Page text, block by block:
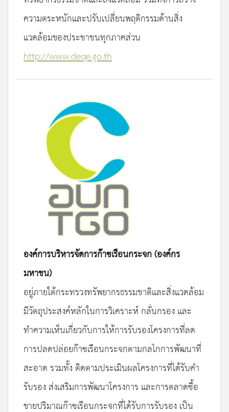
ความตระหนักและปรับเปลี่ยนพฤติกรรมด้านสิ่ง
แวดล้อมของประชาชนทุกภาคส่วน
http://www.deqe.go.th
องค์การบริหารจัดการก๊าซเรือนกระจก (องค์กร
มหาชน)
อยู่ภายใต้กระทรวงทรัพยากรธรรมชาติและสิ่งแวดล้อม
มีวัตถุประสงค์หลักในการวิเคราะห์ กลั่นกรอง และ
ทำความเห็นเกี่ยวกับการให้การรับรองโครงการที่ลด
การปลดปล่อยก๊าซเรือนกระจกตามกลไกการพัฒนาที่
สะอาด รวมทั้ง ติดตามประเมินผลโครงการที่ได้รับคำ
รับรอง ส่งเสริมการพัฒนาโครงการ และการตลาดซื้อ
ขายปริมาณก๊าซเรือนกระจกที่ได้รับการรับรอง เป็น